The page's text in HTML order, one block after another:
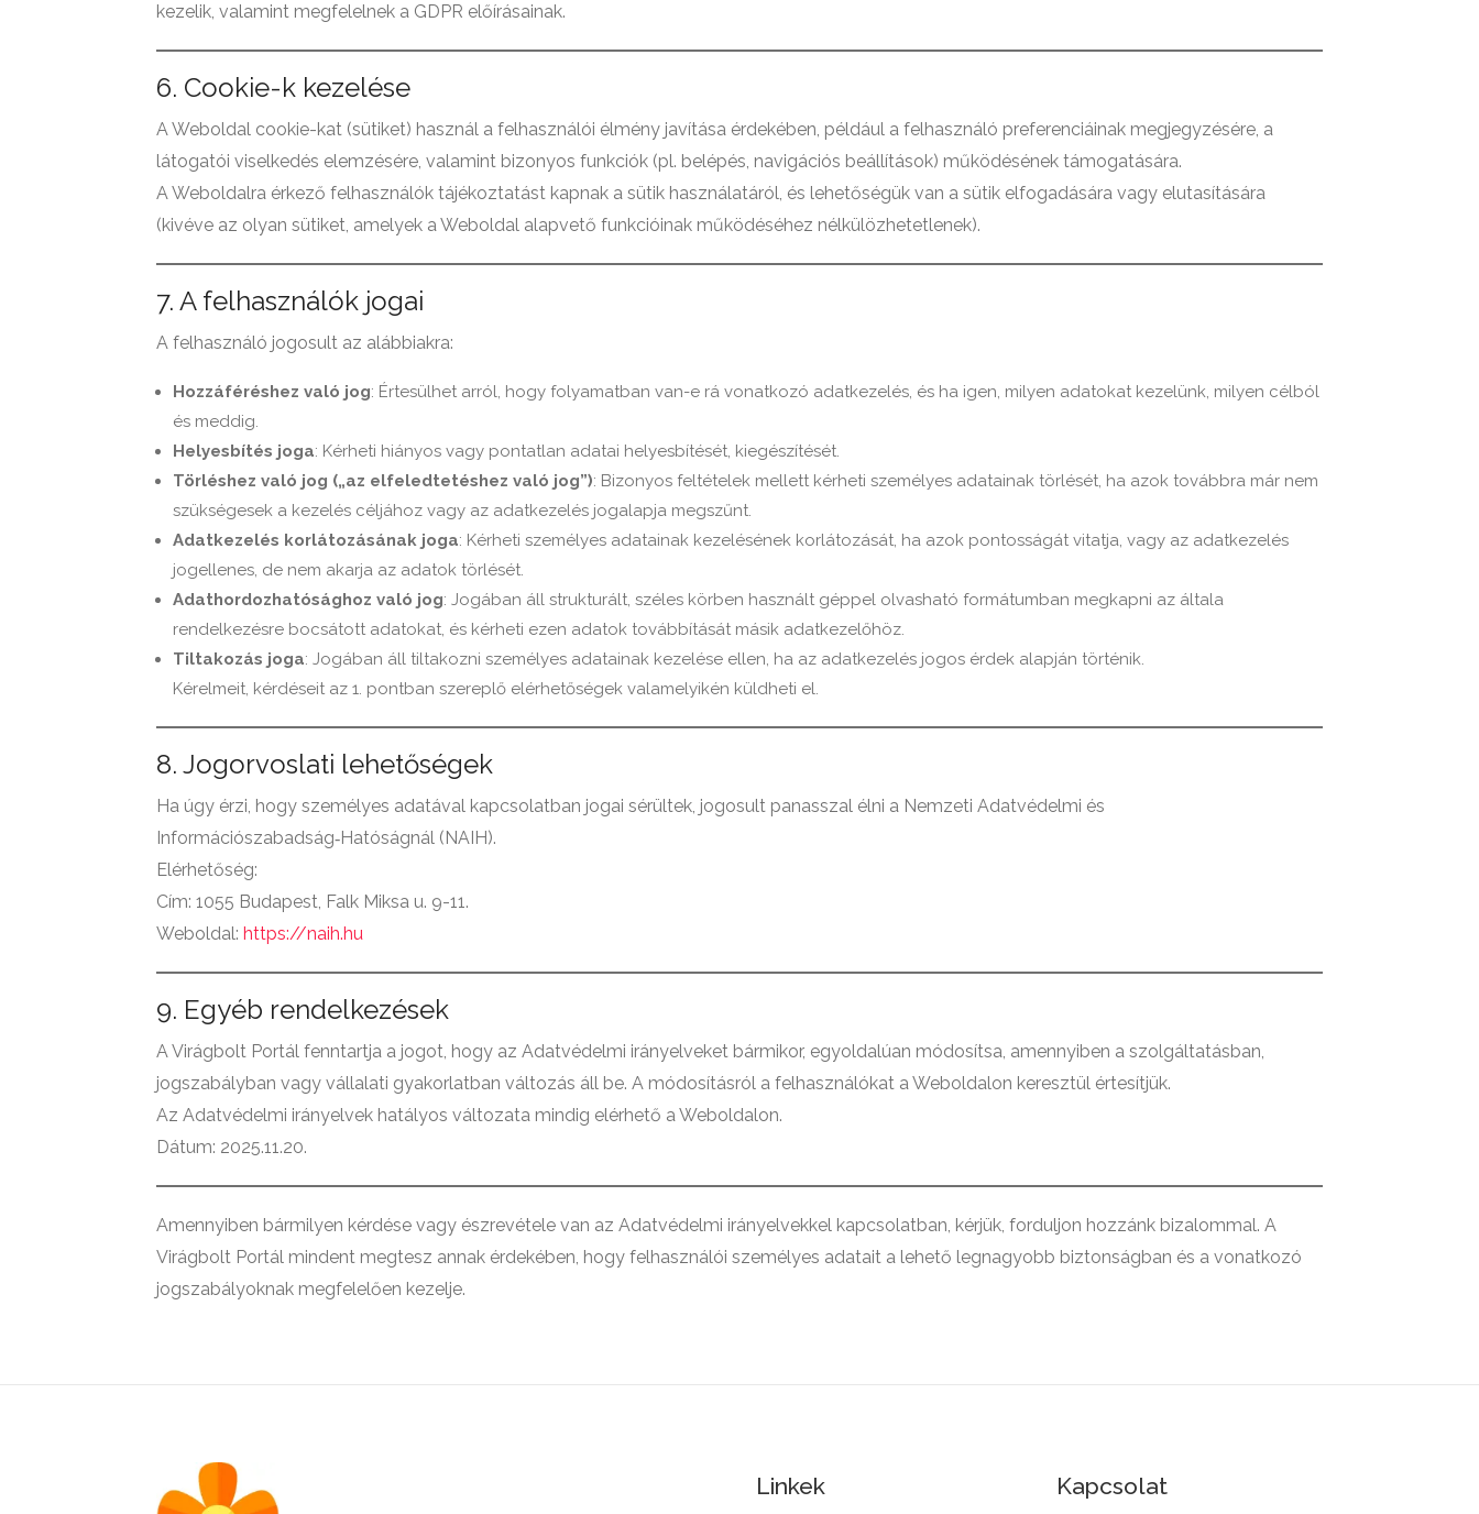
kezelik, valamint megfelelnek a GDPR előírásainak.
6. Cookie-k kezelése
A Weboldal cookie-kat (sütiket) használ a felhasználói élmény javítása érdekében, például a felhasználó preferenciáinak megjegyzésére, a
látogatói viselkedés elemzésére, valamint bizonyos funkciók (pl. belépés, navigációs beállítások) működésének támogatására.
A Weboldalra érkező felhasználók tájékoztatást kapnak a sütik használatáról, és lehetőségük van a sütik elfogadására vagy elutasítására
(kivéve az olyan sütiket, amelyek a Weboldal alapvető funkcióinak működéséhez nélkülözhetetlenek).
7. A felhasználók jogai
A felhasználó jogosult az alábbiakra:
Hozzáféréshez való jog: Értesülhet arról, hogy folyamatban van-e rá vonatkozó adatkezelés, és ha igen, milyen adatokat kezelünk, milyen célból
és meddig.
Helyesbítés joga: Kérheti hiányos vagy pontatlan adatai helyesbítését, kiegészítését.
Törléshez való jog („az elfeledtetéshez való jog”): Bizonyos feltételek mellett kérheti személyes adatainak törlését, ha azok továbbra már nem
szükségesek a kezelés céljához vagy az adatkezelés jogalapja megszűnt.
Adatkezelés korlátozásának joga: Kérheti személyes adatainak kezelésének korlátozását, ha azok pontosságát vitatja, vagy az adatkezelés
jogellenes, de nem akarja az adatok törlését.
Adathordozhatósághoz való jog: Jogában áll strukturált, széles körben használt géppel olvasható formátumban megkapni az általa
rendelkezésre bocsátott adatokat, és kérheti ezen adatok továbbítását másik adatkezelőhöz.
Tiltakozás joga: Jogában áll tiltakozni személyes adatainak kezelése ellen, ha az adatkezelés jogos érdek alapján történik.
Kérelmeit, kérdéseit az 1. pontban szereplő elérhetőségek valamelyikén küldheti el.
8. Jogorvoslati lehetőségek
Ha úgy érzi, hogy személyes adatával kapcsolatban jogai sérültek, jogosult panasszal élni a Nemzeti Adatvédelmi és
Információszabadság‑Hatóságnál (NAIH).
Elérhetőség:
Cím: 1055 Budapest, Falk Miksa u. 9-11.
Weboldal: https://naih.hu
9. Egyéb rendelkezések
A Virágbolt Portál fenntartja a jogot, hogy az Adatvédelmi irányelveket bármikor, egyoldalúan módosítsa, amennyiben a szolgáltatásban,
jogszabályban vagy vállalati gyakorlatban változás áll be. A módosításról a felhasználókat a Weboldalon keresztül értesítjük.
Az Adatvédelmi irányelvek hatályos változata mindig elérhető a Weboldalon.
Dátum: 2025.11.20.
Amennyiben bármilyen kérdése vagy észrevétele van az Adatvédelmi irányelvekkel kapcsolatban, kérjük, forduljon hozzánk bizalommal. A
Virágbolt Portál mindent megtesz annak érdekében, hogy felhasználói személyes adatait a lehető legnagyobb biztonságban és a vonatkozó
jogszabályoknak megfelelően kezelje.
Linkek Kapcsolat